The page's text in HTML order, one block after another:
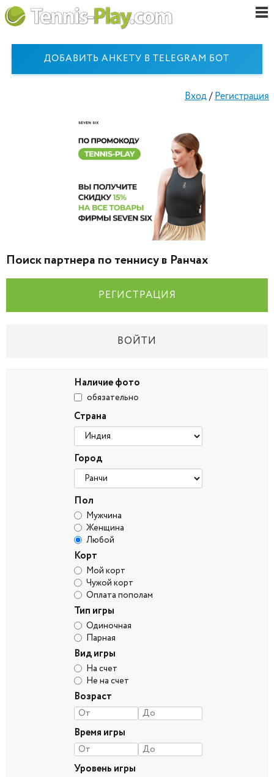
ДОБАВИТЬ АНКЕТУ В TELEGRAM БОТ
Вход/Регистрация
Поиск партнера по теннису в Ранчах
РЕГИСТРАЦИЯ
ВОЙТИ
Наличие фото
обязательно
Страна
Город
Пол
Мужчина
Женщина
Любой
Корт
Мой корт
Чужой корт
Оплата пополам
Тип игры
Одиночная
Парная
Вид игры
На счет
Не на счет
Возраст
Время игры
Уровень игры